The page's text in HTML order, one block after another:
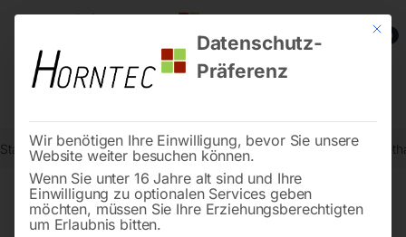
0
Start Werkstatttechnik Ventilatoren und Luftentfeuchter
Mit
Datenschutz-
Präferenz
Wir benötigen Ihre Einwilligung, bevor Sie unsere
Website weiter besuchen können.
Wenn Sie unter 16 Jahre alt sind und Ihre
Einwilligung zu optionalen Services geben
möchten, müssen Sie Ihre Erziehungsberechtigten
um Erlaubnis bitten.